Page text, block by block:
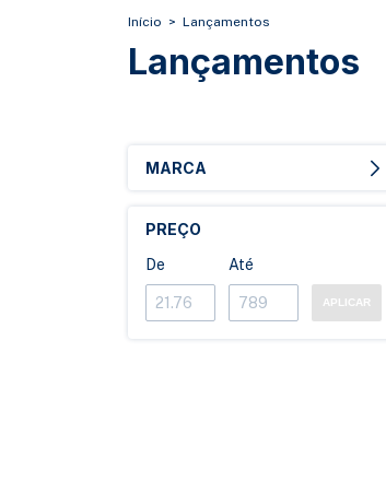
Início > Lançamentos
Lançamentos
MARCA
PREÇO
De Até
APLICAR